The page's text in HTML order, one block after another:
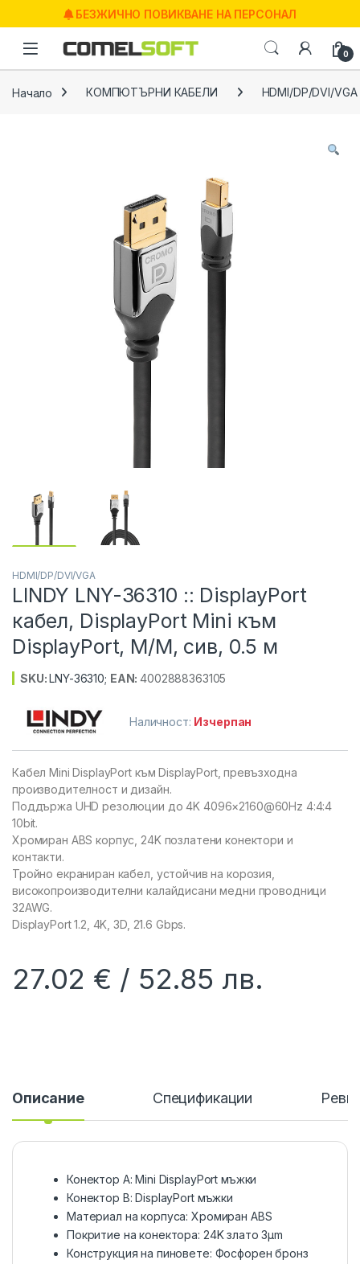
Skip to navigation
Skip to contentБЕЗЖИЧНО ПОВИКВАНЕ НА ПЕРСОНАЛ
0
Начало КОМПЮТЪРНИ КАБЕЛИ HDMI/DP/DVI/VGA
HDMI/DP/DVI/VGA
LINDY LNY-36310 :: DisplayPort
кабел, DisplayPort Mini към
DisplayPort, M/M, сив, 0.5 м
SKU:LNY-36310; EAN:4002888363105
Наличност: Изчерпан
Кабел Mini DisplayPort към DisplayPort, превъзходна
производителност и дизайн.
Поддържа UHD резолюции до 4K 4096×2160@60Hz 4:4:4
10bit.
Хромиран ABS корпус, 24K позлатени конектори и
контакти.
Тройно екраниран кабел, устойчив на корозия,
високопроизводителни калайдисани медни проводници
32AWG.
DisplayPort 1.2, 4K, 3D, 21.6 Gbps.
27.02 € 52.85 лв.
Описание Спецификации
Конектор A: Mini DisplayPort мъжки
Конектор B: DisplayPort мъжки
Материал на корпуса: Хромиран ABS
Покритие на конектора: 24K злато 3µm
Конструкция на пиновете: Фосфорен бронз